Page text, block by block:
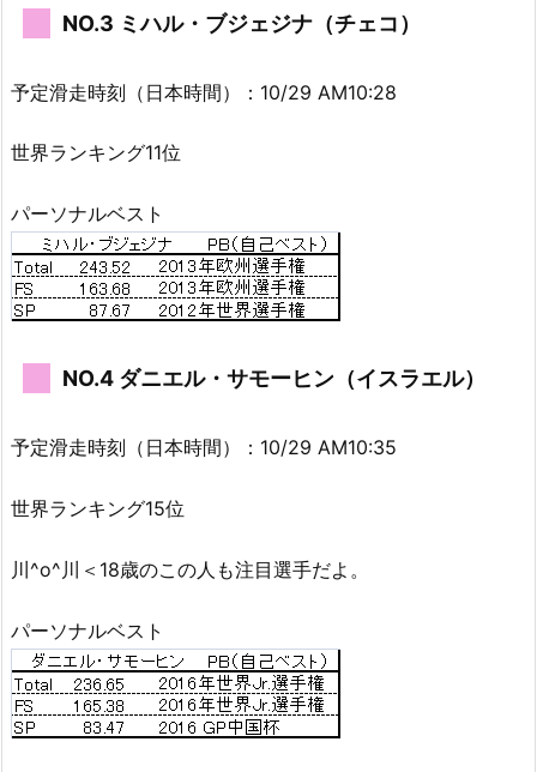
NO.3 ミハル・ブジェジナ（チェコ）
予定滑走時刻（日本時間）：10/29 AM10:28
世界ランキング11位
パーソナルベスト
NO.4 ダニエル・サモーヒン（イスラエル）
予定滑走時刻（日本時間）：10/29 AM10:35
世界ランキング15位
川^o^川＜18歳のこの人も注目選手だよ。
パーソナルベスト